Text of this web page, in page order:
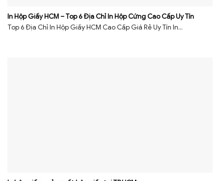
In Hộp Giấy HCM – Top 6 Địa Chỉ In Hộp Cứng Cao Cấp Uy Tín
Top 6 Địa Chỉ In Hộp Giấy HCM Cao Cấp Giá Rẻ Uy Tín In...